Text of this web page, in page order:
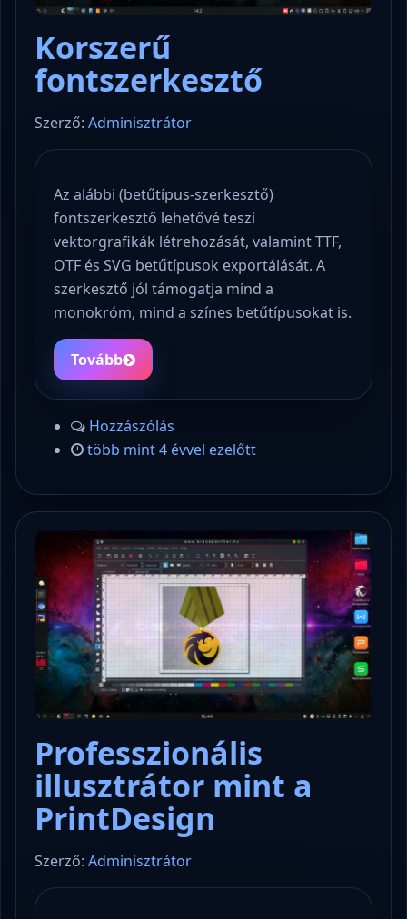
Korszerű
fontszerkesztő
Szerző: Adminisztrátor
Az alábbi (betűtípus-szerkesztő)
fontszerkesztő lehetővé teszi
vektorgrafikák létrehozását, valamint TTF,
OTF és SVG betűtípusok exportálását. A
szerkesztő jól támogatja mind a
monokróm, mind a színes betűtípusokat is.
Tovább
Hozzászólás
több mint 4 évvel ezelőtt
Professzionális
illusztrátor mint a
PrintDesign
Szerző: Adminisztrátor